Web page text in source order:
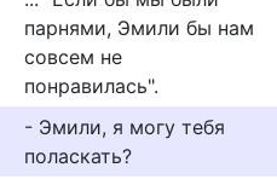
парнями, Эмили бы нам
совсем не
понравилась".
- Эмили, я могу тебя
поласкать?